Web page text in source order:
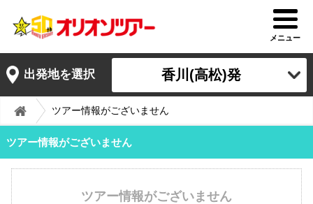
メニュー
出発地を選択 香川(高松)発
ツアー情報がございません
ツアー情報がございません
ツアー情報がございません